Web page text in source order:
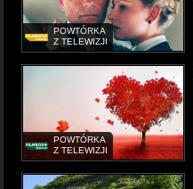
POWTÓRKA
Z TELEWIZJI
POWTÓRKA
Z TELEWIZJI